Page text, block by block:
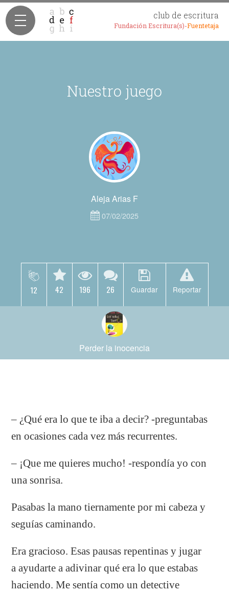
club de escritura
Fundación Escritura(s)-Fuentetaja
Nuestro juego
Aleja Arias F
07/02/2025
12 42 196 26 Guardar Reportar
Perder la inocencia
– ¿Qué era lo que te iba a decir? -preguntabas
en ocasiones cada vez más recurrentes.
– ¡Que me quieres mucho! -respondía yo con
una sonrisa.
Pasabas la mano tiernamente por mi cabeza y
seguías caminando.
Era gracioso. Esas pausas repentinas y jugar
a ayudarte a adivinar qué era lo que estabas
haciendo. Me sentía como un detective